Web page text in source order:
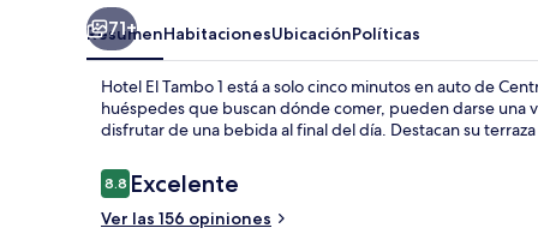
71+
ResumenHabitacionesUbicaciónPolíticas
Hotel El Tambo 1 está a solo cinco minutos en auto de
huéspedes que buscan dónde comer, pueden darse una
disfrutar de una bebida al final del día. Destacan su terraza
Opiniones
8.88.8 de 10,
Excelente
Ver las 156 opiniones